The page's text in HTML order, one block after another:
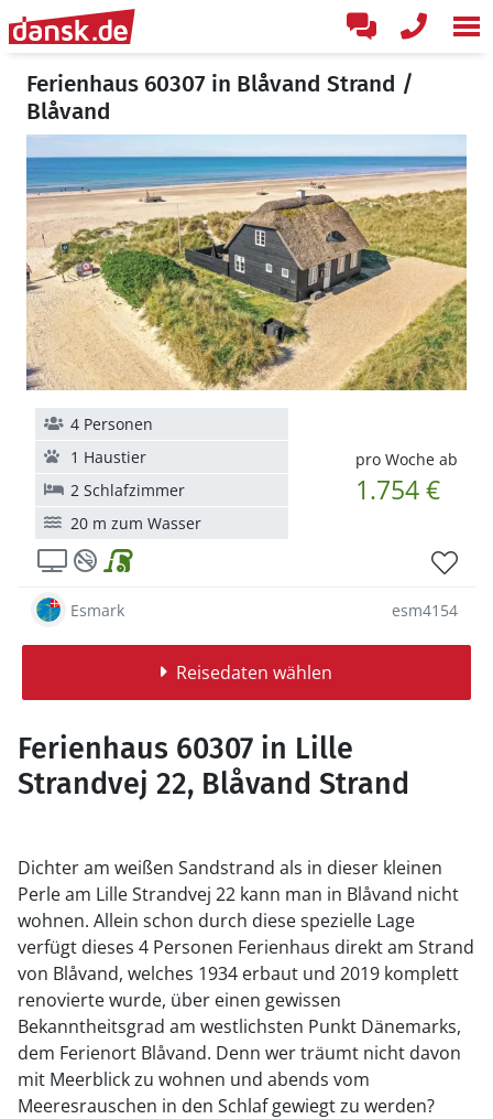
Ferienhaus 60307 in Blåvand Strand /
Blåvand
pro Woche ab
1.754 €
4 Personen
1 Haustier
2 Schlafzimmer
20 m zum Wasser
Esmark esm4154
Reisedaten wählen
Ferienhaus 60307 in Lille
Strandvej 22, Blåvand Strand
Dichter am weißen Sandstrand als in dieser kleinen
Perle am Lille Strandvej 22 kann man in Blåvand nicht
wohnen. Allein schon durch diese spezielle Lage
verfügt dieses 4 Personen Ferienhaus direkt am Strand
von Blåvand, welches 1934 erbaut und 2019 komplett
renovierte wurde, über einen gewissen
Bekanntheitsgrad am westlichsten Punkt Dänemarks,
dem Ferienort Blåvand. Denn wer träumt nicht davon
mit Meerblick zu wohnen und abends vom
Meeresrauschen in den Schlaf gewiegt zu werden?